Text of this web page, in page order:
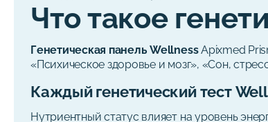
Что такое
Генетическая панель WellnessApixmed
«Психическое здоровье и мозг», «Сон,
Каждый генетический тест
Нутриентный статус влияет на уровень